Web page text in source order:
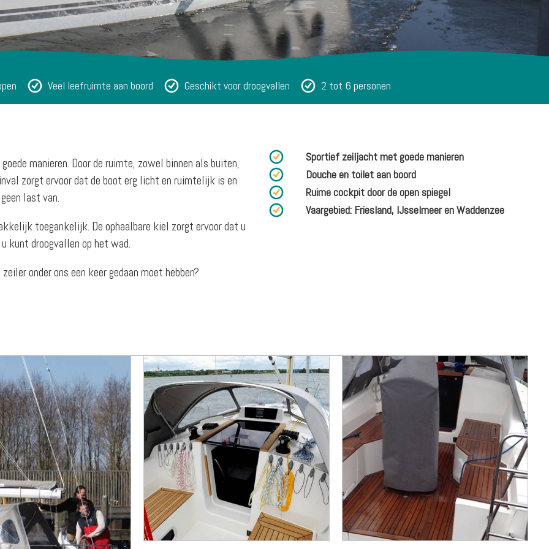
Veel leefruimte aan boord Geschikt voor droogvallen 2 tot 6 personen
manieren. Door de ruimte, zowel binnen als buiten,
zorgt ervoor dat de boot erg licht en ruimtelijk is en
last van.
toegankelijk. De ophaalbare kiel zorgt ervoor dat u
kunt droogvallen op het wad.
onder ons een keer gedaan moet hebben?
manieren regelen:
credit-/mastercard te voldoen)
pinnen. Uiterlijk binnen2werkdagen na het inleveren
Sportief zeiljacht met goede manieren
Douche en toilet aan boord
Ruime cockpit door de open spiegel
Vaargebied: Friesland, IJsselmeer en Waddenzee